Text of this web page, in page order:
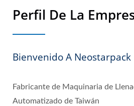
Perfil De La
Bienvenido A Neostarpack
Fabricante de Maquinaria de
Automatizado de Taiwán